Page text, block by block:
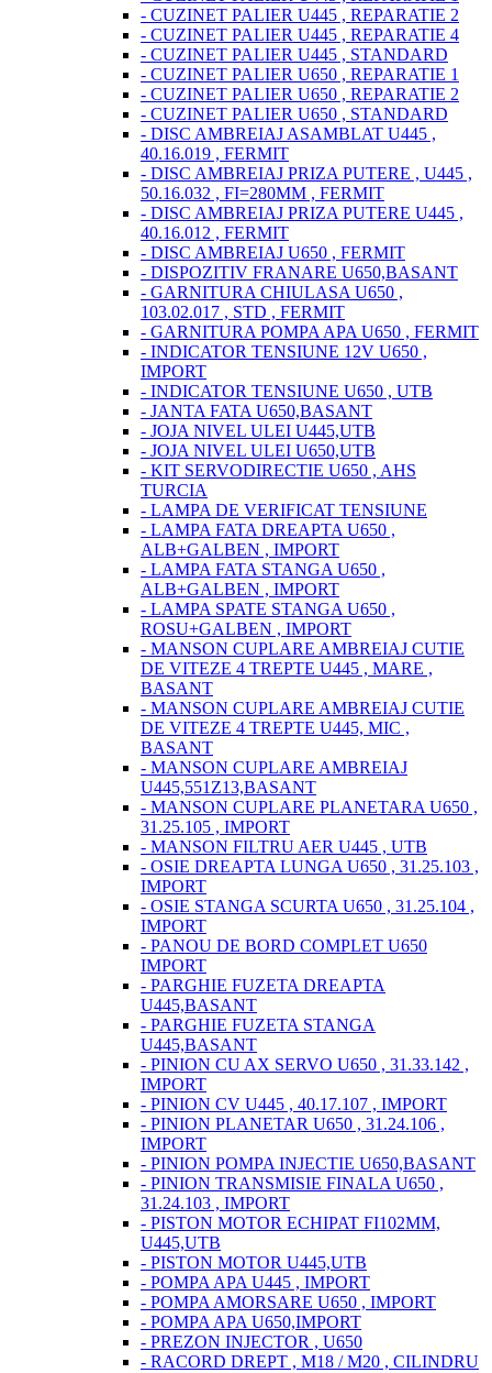
- CUZINET PALIER U445 , REPARATIE 2
- CUZINET PALIER U445 , REPARATIE 4
- CUZINET PALIER U445 , STANDARD
- CUZINET PALIER U650 , REPARATIE 1
- CUZINET PALIER U650 , REPARATIE 2
- CUZINET PALIER U650 , STANDARD
- DISC AMBREIAJ ASAMBLAT U445 ,
40.16.019 , FERMIT
- DISC AMBREIAJ PRIZA PUTERE , U445 ,
50.16.032 , FI=280MM , FERMIT
- DISC AMBREIAJ PRIZA PUTERE U445 ,
40.16.012 , FERMIT
- DISC AMBREIAJ U650 , FERMIT
- DISPOZITIV FRANARE U650,BASANT
- GARNITURA CHIULASA U650 ,
103.02.017 , STD , FERMIT
- GARNITURA POMPA APA U650 , FERMIT
- INDICATOR TENSIUNE 12V U650 ,
IMPORT
- INDICATOR TENSIUNE U650 , UTB
- JANTA FATA U650,BASANT
- JOJA NIVEL ULEI U445,UTB
- JOJA NIVEL ULEI U650,UTB
- KIT SERVODIRECTIE U650 , AHS
TURCIA
- LAMPA DE VERIFICAT TENSIUNE
- LAMPA FATA DREAPTA U650 ,
ALB+GALBEN , IMPORT
- LAMPA FATA STANGA U650 ,
ALB+GALBEN , IMPORT
- LAMPA SPATE STANGA U650 ,
ROSU+GALBEN , IMPORT
- MANSON CUPLARE AMBREIAJ CUTIE
DE VITEZE 4 TREPTE U445 , MARE ,
BASANT
- MANSON CUPLARE AMBREIAJ CUTIE
DE VITEZE 4 TREPTE U445, MIC ,
BASANT
- MANSON CUPLARE AMBREIAJ
U445,551Z13,BASANT
- MANSON CUPLARE PLANETARA U650 ,
31.25.105 , IMPORT
- MANSON FILTRU AER U445 , UTB
- OSIE DREAPTA LUNGA U650 , 31.25.103 ,
IMPORT
- OSIE STANGA SCURTA U650 , 31.25.104 ,
IMPORT
- PANOU DE BORD COMPLET U650
IMPORT
- PARGHIE FUZETA DREAPTA
U445,BASANT
- PARGHIE FUZETA STANGA
U445,BASANT
- PINION CU AX SERVO U650 , 31.33.142 ,
IMPORT
- PINION CV U445 , 40.17.107 , IMPORT
- PINION PLANETAR U650 , 31.24.106 ,
IMPORT
- PINION POMPA INJECTIE U650,BASANT
- PINION TRANSMISIE FINALA U650 ,
31.24.103 , IMPORT
- PISTON MOTOR ECHIPAT FI102MM,
U445,UTB
- PISTON MOTOR U445,UTB
- POMPA APA U445 , IMPORT
- POMPA AMORSARE U650 , IMPORT
- POMPA APA U650,IMPORT
- PREZON INJECTOR , U650
- RACORD DREPT , M18 / M20 , CILINDRU